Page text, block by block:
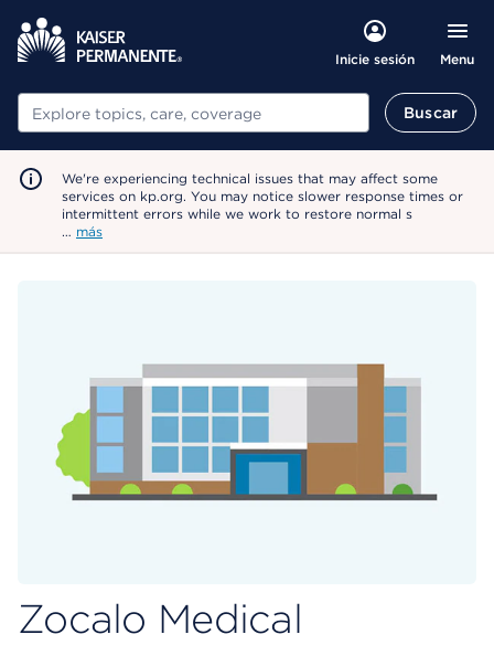
Inicie sesión Menu
Buscar Buscar
We're experiencing technical issues that may affect some
services on kp.org. You may notice slower response times or
intermittent errors while we work to restore normal s
… más
Zocalo Medical